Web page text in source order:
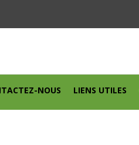
NOUS LIENS UTILES